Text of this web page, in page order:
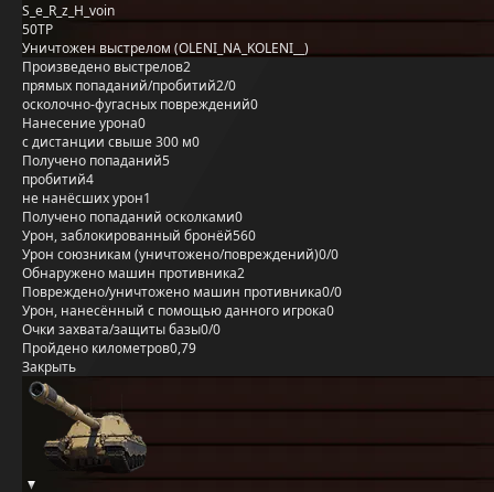
S_e_R_z_H_voin
50TP
Уничтожен выстрелом (OLENI_NA_KOLENI__)
Произведено выстрелов2
прямых попаданий/пробитий2/0
осколочно-фугасных повреждений0
Нанесение урона0
с дистанции свыше 300 м0
Получено попаданий5
пробитий4
не нанёсших урон1
Получено попаданий осколками0
Урон, заблокированный бронёй560
Урон союзникам (уничтожено/повреждений)0/0
Обнаружено машин противника2
Повреждено/уничтожено машин противника0/0
Урон, нанесённый с помощью данного игрока0
Очки захвата/защиты базы0/0
Пройдено километров0,79
Закрыть